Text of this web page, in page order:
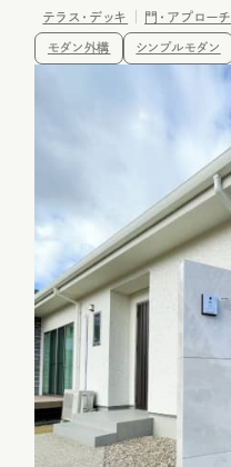
テラス・デッキ 門・アプローチ
モダン外構 シンプルモダン